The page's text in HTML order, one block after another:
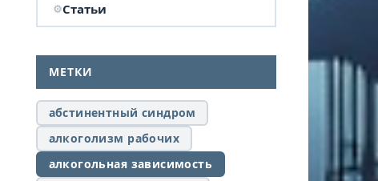
Статьи
МЕТКИ
абстинентный синдром
алкоголизм рабочих
алкогольная зависимость